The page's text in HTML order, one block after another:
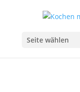
Seite wählen